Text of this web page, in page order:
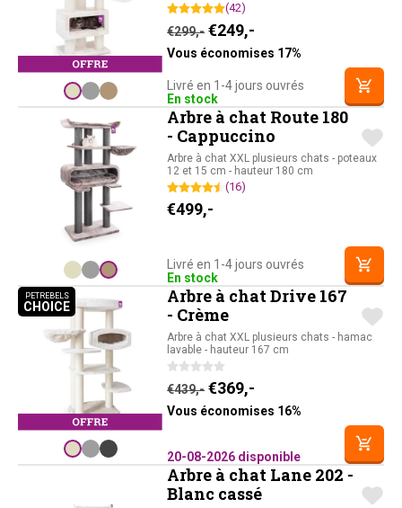
(42)
€299,- Le prix initial était :
€249,-
Vous économises 17%
Livré en 1-4 jours ouvrés
En stock
Arbre à chat Route 180
- Cappuccino
Arbre à chat XXL plusieurs chats - poteaux
12 et 15 cm - hauteur 180 cm
(16)
€499,-
Livré en 1-4 jours ouvrés
En stock
PETREBELS
CHOICEPETREBELS CHOICE
Arbre à chat Drive 167
- Crème
Arbre à chat XXL plusieurs chats - hamac
lavable - hauteur 167 cm
€439,- Le prix initial était :
€369,-
Vous économises 16%
20-08-2026 disponible
Arbre à chat Lane 202 -
Blanc cassé